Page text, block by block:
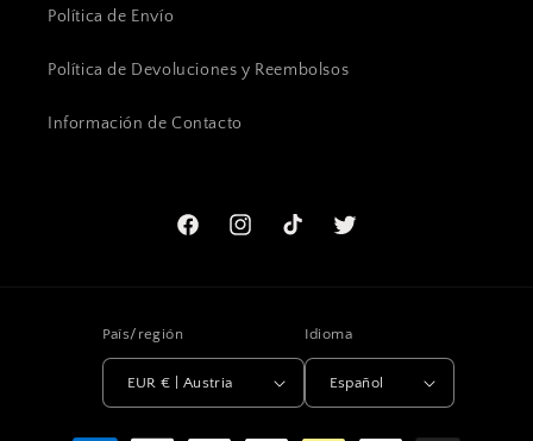
Política de Envío
Política de Devoluciones y Reembolsos
Información de Contacto
FacebookInstagramTikTok Twitter
País/región
EUR € | Austria
Idioma
Español